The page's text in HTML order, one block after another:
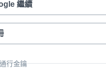
繼續
行金鑰